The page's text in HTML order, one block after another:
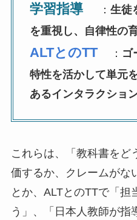
学習指導 ： 生徒
を重視し、自律性の
ALTとのTT ： ゴ
特性を活かして単元
あるインタラクショ
これらは、「教科書をど
価するか、クレームがな
とか、ALTとのTTで「担
う」、「日本人教師が指